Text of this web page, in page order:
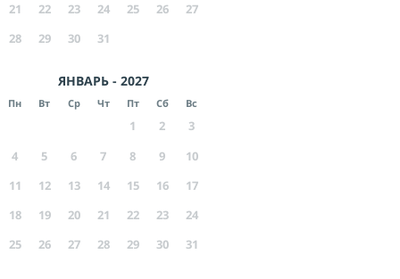
21
22 23 24 25 26
27
28
29 30 31
ЯНВАРЬ - 2027
Пн Вт Ср Чт Пт Сб Вс
1 2
3
4
5 6 7 8 9
10
11
12 13 14 15 16
17
18
19 20 21 22 23
24
25
26 27 28 29 30 31